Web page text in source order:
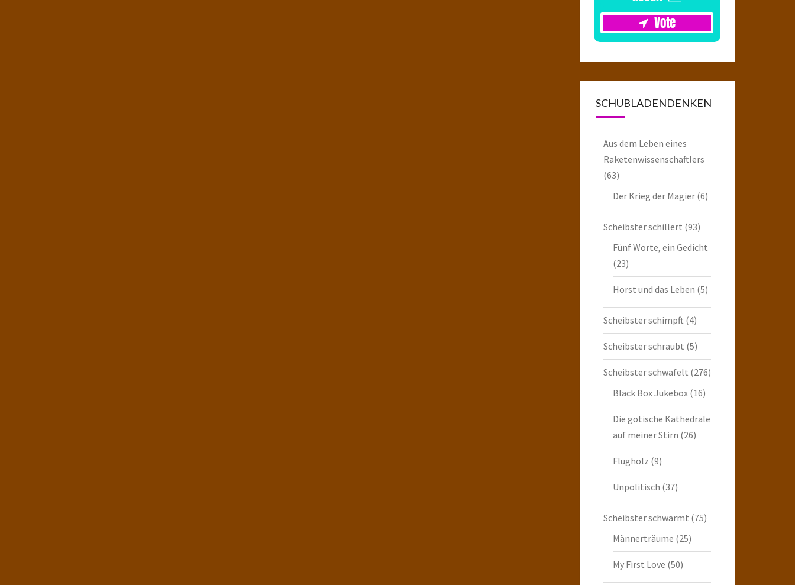
SCHUBLADENDENKEN
Aus dem Leben eines
Raketenwissenschaftlers
(63)
Der Krieg der Magier(6)
Scheibster schillert (93)
Fünf Worte, ein Gedicht
(23)
Horst und das Leben (5)
Scheibster schimpft (4)
Scheibster schraubt (5)
Scheibster schwafelt (276)
Black Box Jukebox(16)
Die gotische Kathedrale
auf meiner Stirn (26)
Flugholz (9)
Unpolitisch (37)
Scheibster schwärmt (75)
Männerträume (25)
My First Love (50)